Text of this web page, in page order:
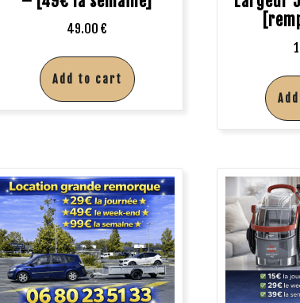
49.00€
Add to cart